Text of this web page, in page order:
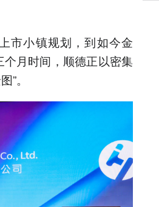
市小镇规划，到如今金
个月时间，顺德正以密集
”。